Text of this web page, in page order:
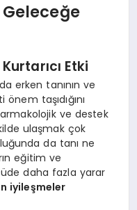
Etki
erken tanının ve
taşıdığını
ve destek
ulaşmak çok
da tanı ne
eğitim ve
daha fazla yarar
iyileşmeler